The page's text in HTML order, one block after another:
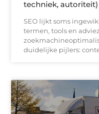
techniek, autoriteit)
SEO lijkt soms
termen, tools en
duidelijke pijlers: